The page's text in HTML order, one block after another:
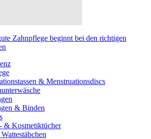
Zahnpflege beginnt bei den richtigen
& Menstruationsdiscs
& Binden
& Kosmetiktücher